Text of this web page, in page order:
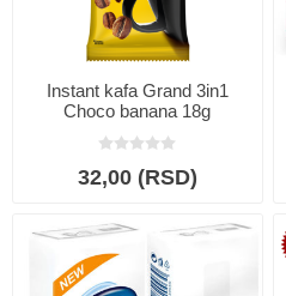
Instant kafa Grand 3in1
Choco banana 18g
32,00 (RSD)